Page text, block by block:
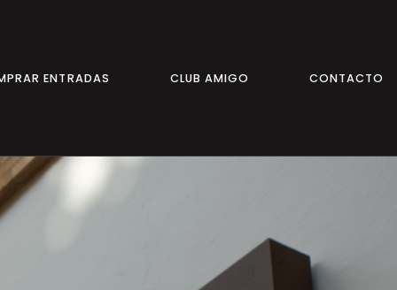
ENTRADAS CLUB AMIGO CONTACTO